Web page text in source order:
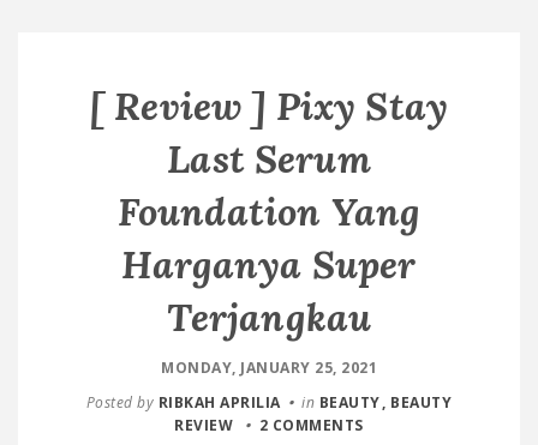
[ Review ] Pixy Stay
Last Serum
Foundation Yang
Harganya Super
Terjangkau
MONDAY, JANUARY 25, 2021
Posted by RIBKAH APRILIA in BEAUTY BEAUTY
REVIEW
2 COMMENTS